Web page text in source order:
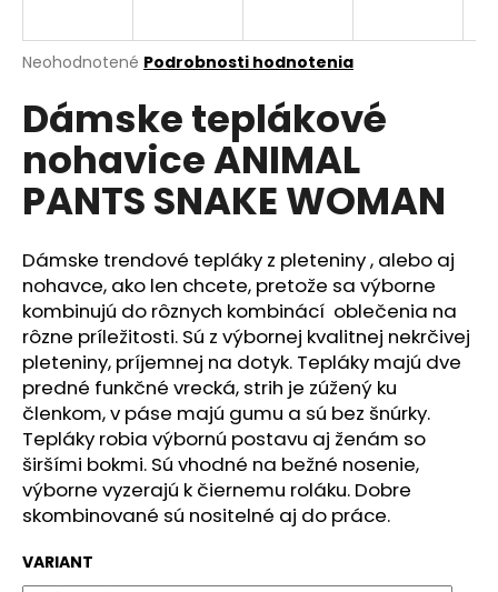
Priemerné
produktu
je
5
hviezdičiek.
Neohodnotené Podrobnosti hodnotenia
Dámske teplákové
nohavice ANIMAL
PANTS SNAKE WOMAN
Dámske trendové tepláky z pleteniny , alebo aj
nohavce, ako len chcete, pretože sa výborne
kombinujú do rôznych kombinácí oblečenia na
rôzne príležitosti. Sú z výbornej kvalitnej nekrčivej
pleteniny, príjemnej na dotyk. Tepláky majú dve
predné funkčné vrecká, strih je zúžený ku
členkom, v páse majú gumu a sú bez šnúrky.
Tepláky robia výbornú postavu aj ženám so
širšími bokmi. Sú vhodné na bežné nosenie,
výborne vyzerajú k čiernemu roláku. Dobre
skombinované sú nositelné aj do práce.
VARIANT
j
ť
?
HĽADAŤ
O
d
p
o
r
ú
č
a
m
e